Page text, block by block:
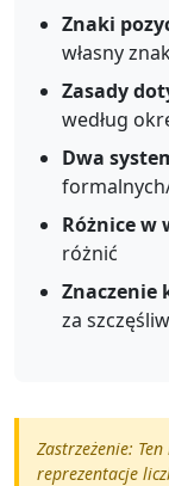
Znaki
własny
Zasady
według
Dwa
Różnice w
różnić
Znaczenie
za
Zastrzeżenie:
reprezentacje